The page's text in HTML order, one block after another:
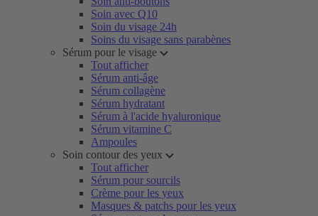
Soin avec Q10
Soin du visage 24h
Soins du visage sans parabènes
Sérum pour le visage
Tout afficher
Sérum anti-âge
Sérum collagène
Sérum hydratant
Sérum à l'acide hyaluronique
Sérum vitamine C
Ampoules
Soin contour des yeux
Tout afficher
Sérum pour sourcils
Crème pour les yeux
Masques & patchs pour les yeux